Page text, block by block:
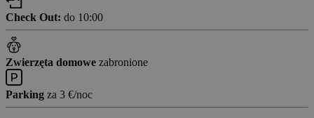
Check Out: do 10:00
Zwierzęta domowe zabronione
Parking za 3 €/noc